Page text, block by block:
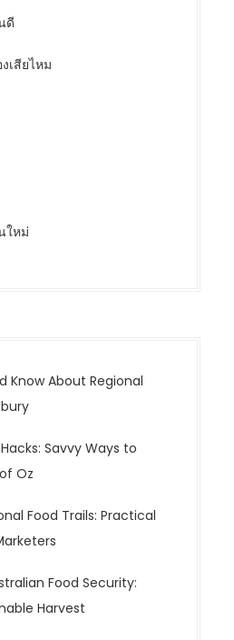
ดี
เสียไหม
ใหม่
Know About Regional
Savvy Ways to
Oz
Food Trails: Practical
Food Security:
Harvest